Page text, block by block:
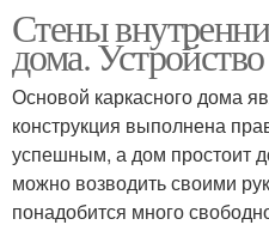
Стены
дома.
Основой каркасного дома
конструкция выполнена
успешным, а дом простоит
можно возводить своими
понадобится много